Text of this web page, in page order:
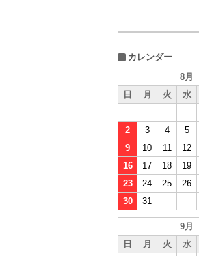
カレンダー
8月
日
月 火 水
2
3 4 5
9
10 11 12
16
17 18 19
23
24 25 26
30
31
9月
日
月 火 水